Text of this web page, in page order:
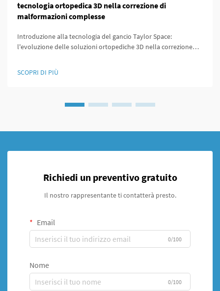
tecnologia ortopedica 3D nella correzione di
malformazioni complesse
Introduzione alla tecnologia del gancio Taylor Space:
l'evoluzione delle soluzioni ortopediche 3D nella correzione
drasticamente da quando un tempo la chirurgia significava
grandi incisioni e poco controllo sui risultati. Ai quei tempi...
SCOPRI DI PIÙ
Richiedi un preventivo gratuito
Il nostro rappresentante ti contatterà presto.
Email
0/100
Nome
0/100